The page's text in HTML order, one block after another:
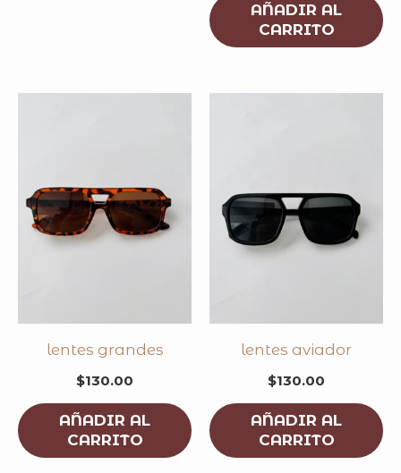
AÑADIR AL
CARRITO
lentes grandes
$130.00
AÑADIR AL
CARRITO
lentes aviador
$130.00
AÑADIR AL
CARRITO